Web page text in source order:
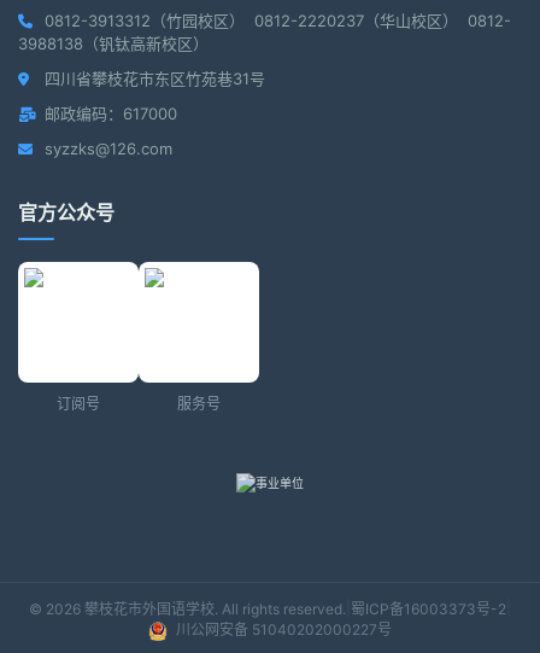
0812-3913312（竹园校区） 0812-2220237（华山校区） 0812-
3988138（钒钛高新校区）
四川省攀枝花市东区竹苑巷31号
邮政编码：617000
syzzks@126.com
官方公众号
订阅号 服务号
© 2026 攀枝花市外国语学校. All rights reserved. 蜀ICP备16003373号-2
川公网安备 51040202000227号